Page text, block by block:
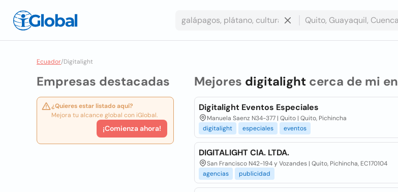
Ecuador/Digitalight
Empresas destacadas
¿Quieres estar listado aquí?
Mejora tu alcance global con iGlobal.
¡Comienza ahora!
Mejores digitalightcerca de mi en
Digitalight Eventos Especiales
Manuela Saenz N34-377 | Quito | Quito, Pichincha
digitalight
especiales eventos
DIGITALIGHT CIA. LTDA.
San Francisco N42-194 y Vozandes | Quito, Pichincha, EC170104
agencias
publicidad